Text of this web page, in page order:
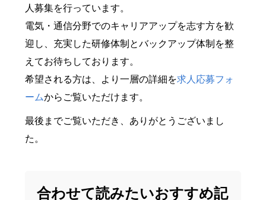
人募集を行っています。
電気・通信分野でのキャリアアップを志す方を歓
迎し、充実した研修体制とバックアップ体制を整
えてお待ちしております。
希望される方は、より一層の詳細を求人応募フォ
ームからご覧いただけます。
最後までご覧いただき、ありがとうございまし
た。
合わせて読みたいおすすめ記